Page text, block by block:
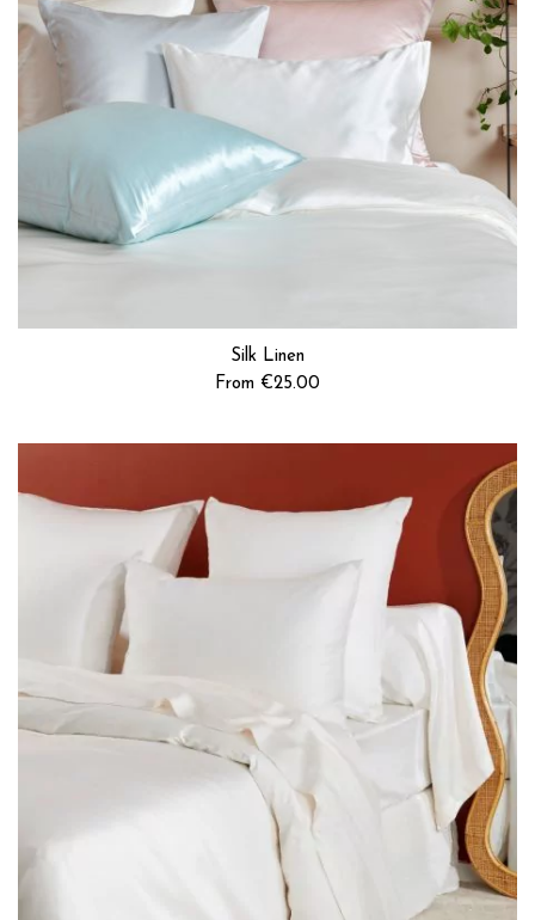
Silk Linen
From €25.00